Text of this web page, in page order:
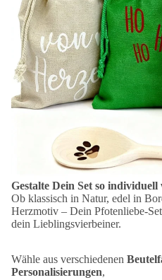
Gestalte Dein Set so
Ob klassisch in Natur, edel in
Herzmotiv – Dein Pfotenliebe-
dein Lieblingsvierbeiner.
Wähle aus verschiedenen
Personalisierungen,